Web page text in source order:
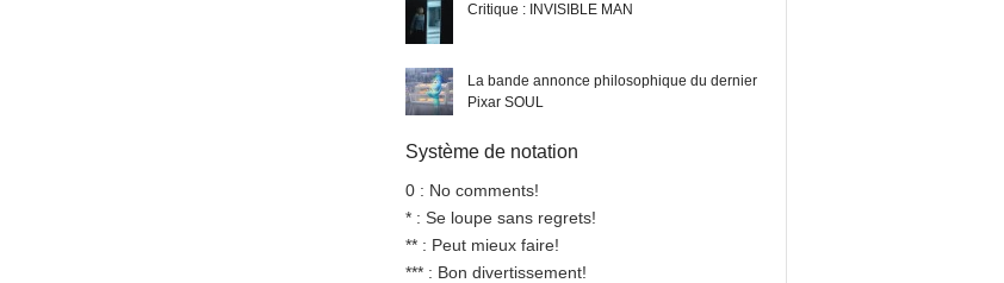
Critique : INVISIBLE MAN
La bande annonce philosophique du dernier
Pixar SOUL
Système de notation
0 : No comments!
* : Se loupe sans regrets!
** : Peut mieux faire!
*** : Bon divertissement!